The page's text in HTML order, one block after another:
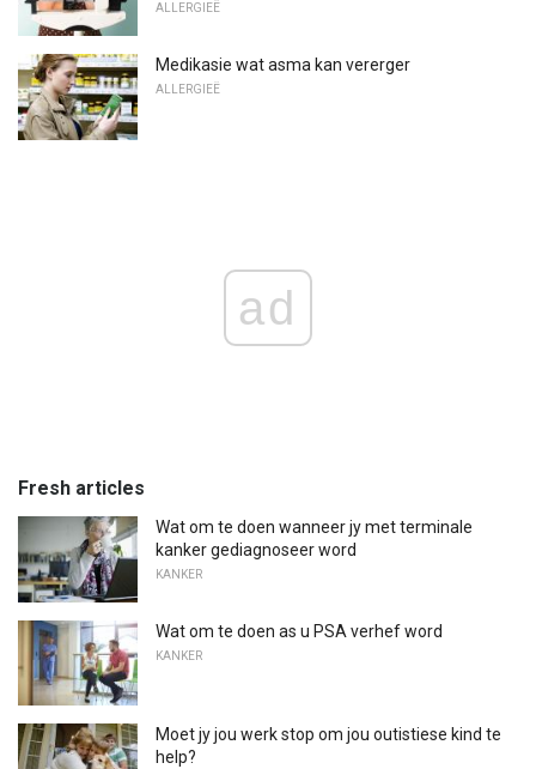
ALLERGIEË
Medikasie wat asma kan vererger
ALLERGIEË
ad
Fresh articles
Wat om te doen wanneer jy met terminale
kanker gediagnoseer word
KANKER
Wat om te doen as u PSA verhef word
KANKER
Moet jy jou werk stop om jou outistiese kind te
help?